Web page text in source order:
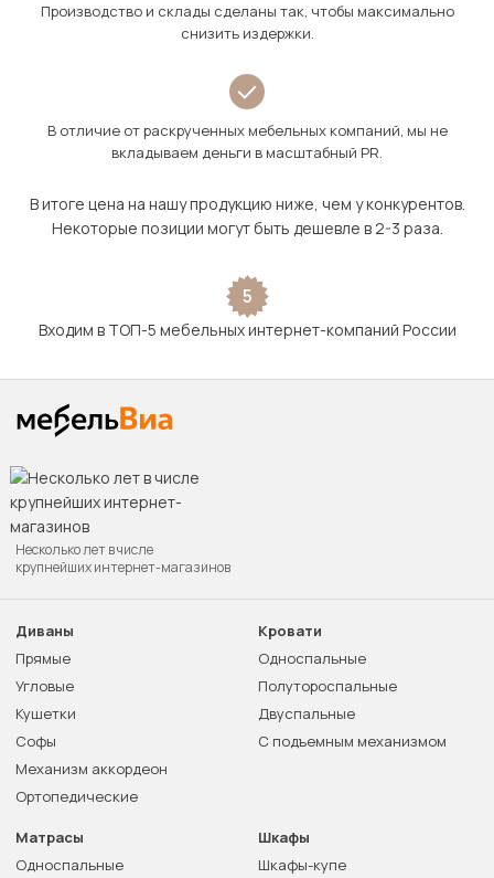
Производство и склады сделаны так, чтобы максимально
снизить издержки.
В отличие от раскрученных мебельных компаний, мы не
вкладываем деньги в масштабный PR.
В итоге цена на нашу продукцию ниже, чем у конкурентов.
Некоторые позиции могут быть дешевле в 2-3 раза.
5
Входим в ТОП-5 мебельных интернет-компаний России
Несколько лет в числе
крупнейших интернет-магазинов
Диваны
Прямые
Угловые
Кушетки
Софы
Механизм аккордеон
Ортопедические
Кровати
Односпальные
Полутороспальные
Двуспальные
С подъемным механизмом
Матрасы
Односпальные
Шкафы
Шкафы-купе